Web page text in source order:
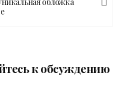
к обсуждению